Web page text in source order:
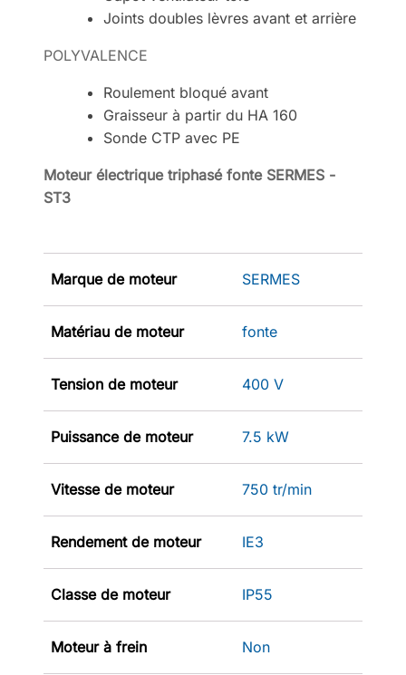
Joints doubles lèvres avant et arrière
POLYVALENCE
Roulement bloqué avant
Graisseur à partir du HA 160
Sonde CTP avec PE
Moteur électrique triphasé fonte SERMES -
ST3
Marque de moteur SERMES
Matériau de moteur fonte
Tension de moteur 400 V
Puissance de moteur 7.5 kW
Vitesse de moteur 750 tr/min
Rendement de moteur IE3
Classe de moteur IP55
Moteur à frein Non